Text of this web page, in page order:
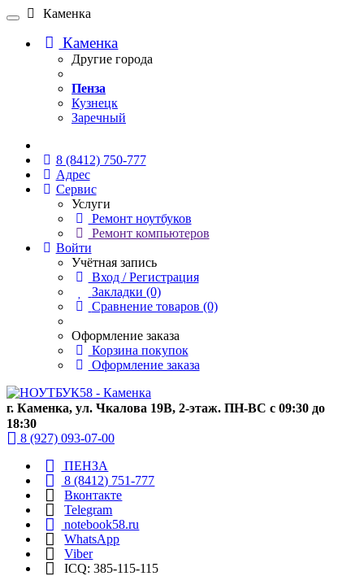
Каменка
Каменка
Другие города
Пенза
Кузнецк
Заречный
8 (8412) 750-777
Адрес
Сервис
Услуги
Ремонт ноутбуков
Ремонт компьютеров
Войти
Учётная запись
Вход / Регистрация
Закладки (0)
Сравнение товаров (0)
Оформление заказа
Корзина покупок
Оформление заказа
г. Каменка, ул. Чкалова 19В, 2-этаж. ПН-ВС с 09:30 до
18:30
8 (927) 093-07-00
ПЕНЗА
8 (8412) 751-777
Вконтакте
Telegram
notebook58.ru
WhatsApp
Viber
ICQ: 385-115-115